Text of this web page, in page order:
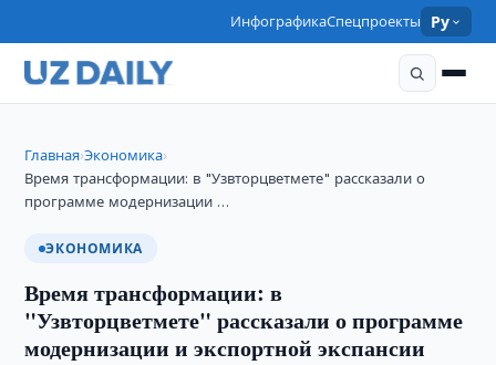
ИнфографикаСпецпроекты Ру
Главная›Экономика›
Время трансформации: в "Узвторцветмете" рассказали о
программе модернизации …
ЭКОНОМИКА
Время трансформации: в
"Узвторцветмете" рассказали о программе
модернизации и экспортной экспансии